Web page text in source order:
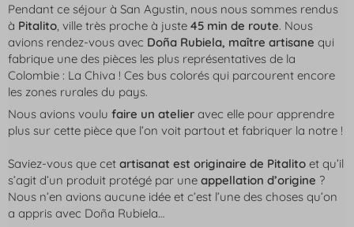
Pendant ce séjour à San Agustin, nous nous sommes rendus
à Pitalito , ville très proche à juste 45 min de route. Nous
avions rendez-vous avec Doña Rubiela, maître artisane qui
fabrique une des pièces les plus représentatives de la
Colombie : La Chiva ! Ces bus colorés qui parcourent encore
les zones rurales du pays.
Nous avions voulu faire un atelier avec elle pour apprendre
plus sur cette pièce que l’on voit partout et fabriquer la notre !
Saviez-vous que cet artisanat est originaire de Pitalito et qu’il
s’agit d’un produit protégé par une appellation d’origine ?
Nous n’en avions aucune idée et c’est l’une des choses qu’on
a appris avec Doña Rubiela…